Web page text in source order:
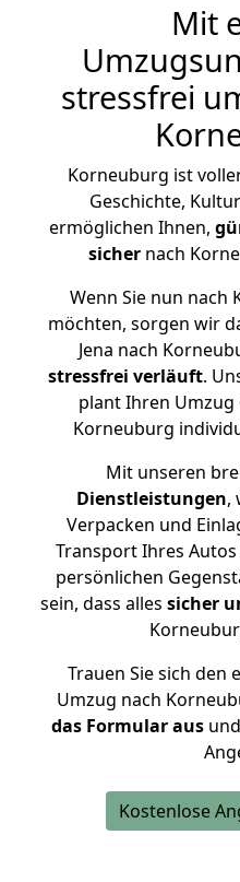
Mit
stressfrei
Korneuburg ist
Geschichte,
ermöglichen Ihnen,
sichernach
Wenn Sie nun nach
möchten, sorgen wir
Jena nach
stressfrei verläuft.
plant Ihren Umzug
Korneuburg
Mit unseren
Dienstleistungen,
Verpacken und
Transport Ihres
persönlichen
sein, dass alles sicher
Trauen Sie sich
Umzug nach
das Formular ausund
Kostenlose